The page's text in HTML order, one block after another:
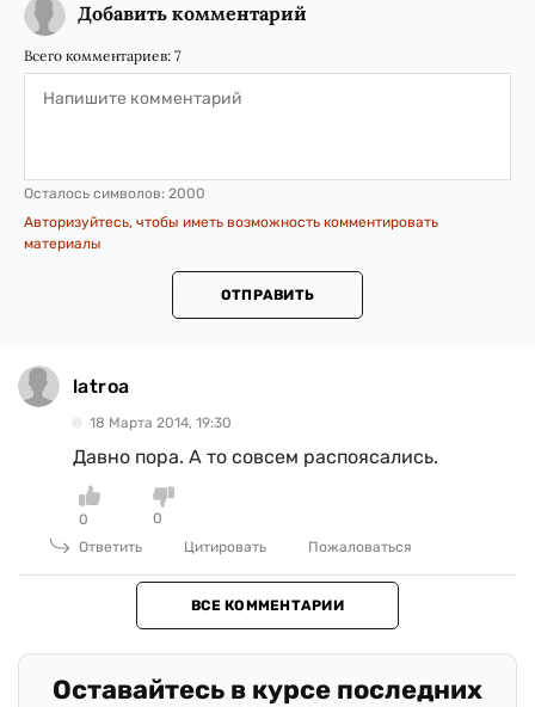
Добавить комментарий
Всего комментариев: 7
Осталось символов: 2000
Авторизуйтесь, чтобы иметь возможность комментировать
материалы
ОТПРАВИТЬ
latroa
18 Марта 2014, 19:30
Давно пора. А то совсем распоясались.
0
0
Ответить
Цитировать Пожаловаться
ВСЕ КОММЕНТАРИИ
Оставайтесь в курсе последних